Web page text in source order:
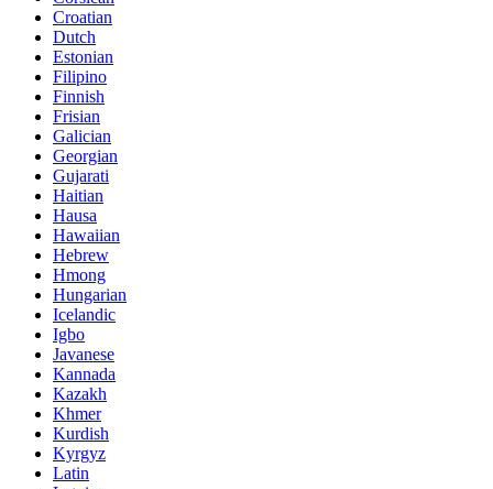
Croatian
Dutch
Estonian
Filipino
Finnish
Frisian
Galician
Georgian
Gujarati
Haitian
Hausa
Hawaiian
Hebrew
Hmong
Hungarian
Icelandic
Igbo
Javanese
Kannada
Kazakh
Khmer
Kurdish
Kyrgyz
Latin